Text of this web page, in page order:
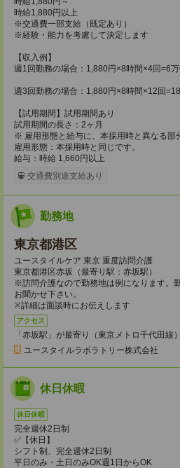
時給1,880円以上
※交通費一部支給（既定あり）
※経験・能力を考慮して決定します
【収入例】
週1回勤務の場合：1,880円×8時間×4回=6
週3回勤務の場合：1,880円×8時間×12回
【試用期間】試用期間あり
試用期間の長さ：2ヶ月
※ 雇用形態と給与に、本採用時と異なる部
雇用形態：本採用時と同じです。
給与：時給 1,660円以上
交通費別途支給あり
勤務地
東京都港区
ユースタイルケア 東京 重度訪問介護
東京都港区赤坂（最寄り駅：赤坂駅）
※訪問介護なので勤務地は例になります。
お聞かせ下さい。
※詳細は面談時にお伝えします
アクセス
「赤坂駅」が最寄り（東京メトロ千代田線）
ユースタイルラボラトリー株式会社
休日休暇
休日休暇
完全週休2日制
✅【休日】
シフト制、完全週休2日制
平日のみ・土日のみOK週1日からOK